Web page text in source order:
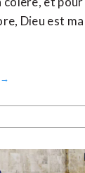
Dieu est
→